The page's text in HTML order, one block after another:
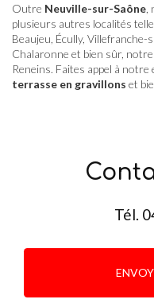
Outre Neuville-sur-Saône
plusieurs autres localités
Beaujeu, Écully,
Chalaronne et bien sûr,
Reneins. Faites appel à
terrasse en gravillons et
Tél.